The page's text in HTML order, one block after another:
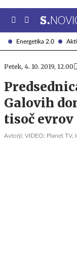
Energetika 2.0
Petek, 4. 10. 2019, 12.00
Galovih
tisoč
Avtorji: VIDEO: Planet TV,